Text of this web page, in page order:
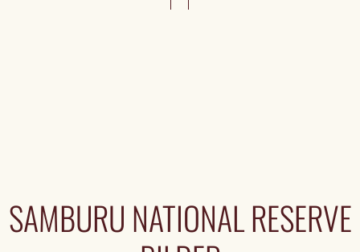
SAMBURU NATIONAL RESERVE